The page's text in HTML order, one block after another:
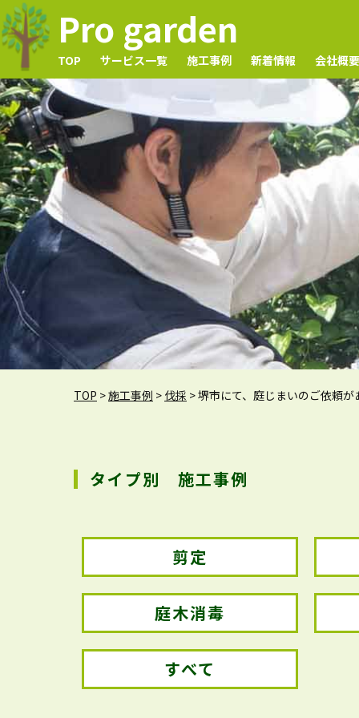
Pro garden
TOP サービス一覧 施工事例 新着情報 会社概要
TOP >施工事例 > 伐採 >堺市にて、庭じまいのご依頼が
タイプ別 施工事例
剪定
庭木消毒
すべて